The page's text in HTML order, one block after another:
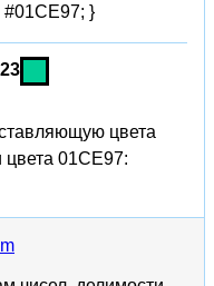
#01CE97; }
цвета
цвета 01CE97: